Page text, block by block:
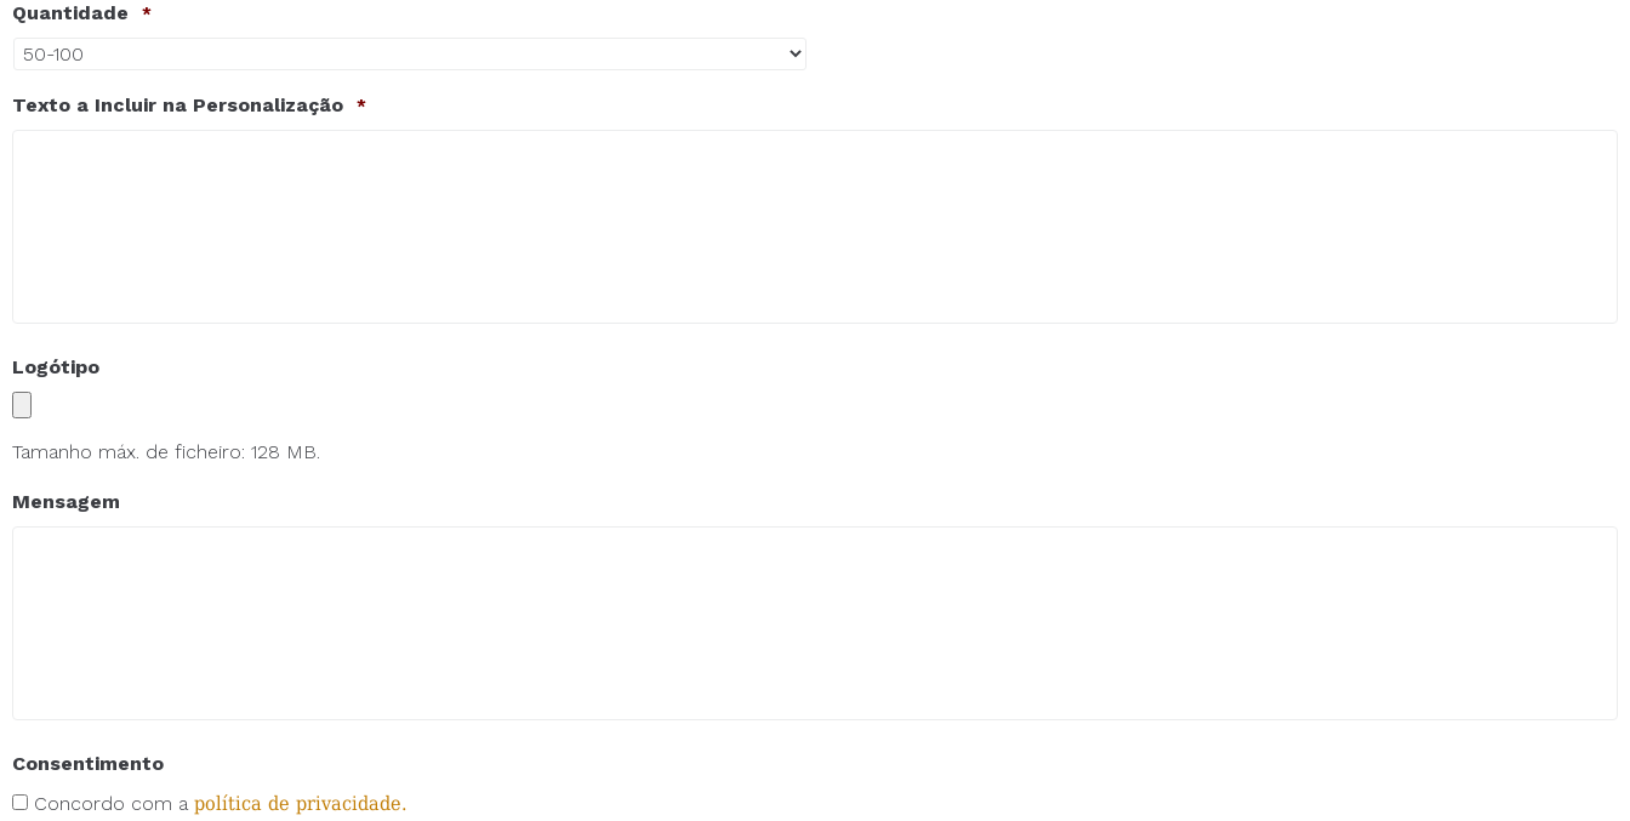
Quantidade *
Texto a Incluir na Personalização *
Logótipo
Tamanho máx. de ficheiro: 128 MB.
Mensagem
Consentimento
Concordo com a política de privacidade.